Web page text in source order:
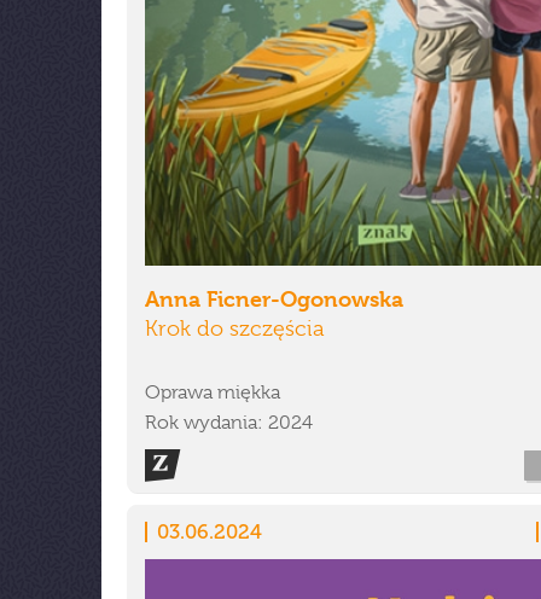
Anna Ficner-Ogonowska
Krok do szczęścia
Oprawa miękka
Rok wydania: 2024
03.06.2024